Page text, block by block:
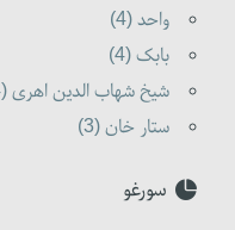
واحد (4)
بابک (4)
شیخ شهاب الدین اهری (4)
ستار خان (3)
سورغو